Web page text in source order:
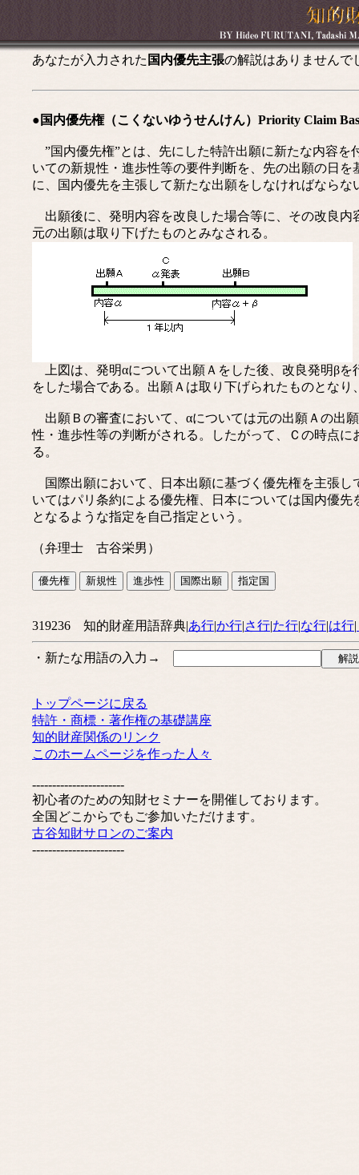
あなたが入力された 国内優先主張の解説はありませんで
●国内優先権（こくないゆうせんけん）Priority Claim
”国内優先権”とは、先にした特許出願に新たな内容を
いての新規性・進歩性等の要件判断を、先の出願の日
に、国内優先を主張して新たな出願をしなければなら
出願後に、発明内容を改良した場合等に、その改良内
元の出願は取り下げたものとみなされる。
上図は、発明αについて出願Ａをした後、改良発明β
をした場合である。出願Ａは取り下げられたものとな
出願Ｂの審査において、αについては元の出願Ａの出
性・進歩性等の判断がされる。したがって、Ｃの時点
る。
国際出願において、日本出願に基づく優先権を主張し
いてはパリ条約による優先権、日本については国内優
となるような指定を自己指定という。
（弁理士 古谷栄男）
319236 知的財産用語辞典|あ行|か行|さ行|た行|な行|は行|
・新たな用語の入力→
トップページに戻る
特許・商標・著作権の基礎講座
知的財産関係のリンク
このホームページを作った人々
-----------------------
初心者のための知財セミナーを開催しております。
全国どこからでもご参加いただけます。
古谷知財サロンのご案内
-----------------------